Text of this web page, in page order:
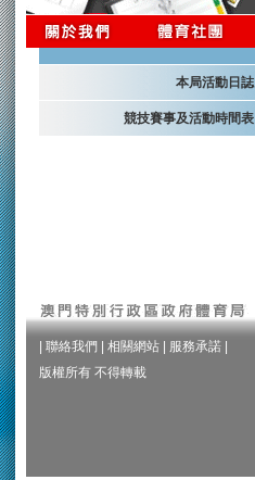
本局活動日誌
競技賽事及活動時間表
聯絡我們 相關網站 服務承諾
版權所有 不得轉載